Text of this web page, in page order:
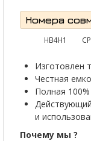
Номера
HB4H1
Изготовлен
Честная
Полная
и
Почему мы ?